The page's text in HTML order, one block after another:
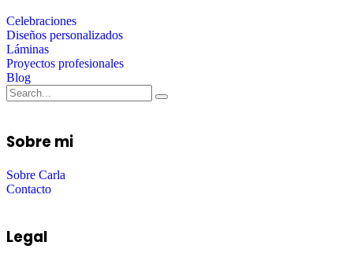
Celebraciones
Diseños personalizados
Láminas
Proyectos profesionales
Blog
Sobre mi
Sobre Carla
Contacto
Legal